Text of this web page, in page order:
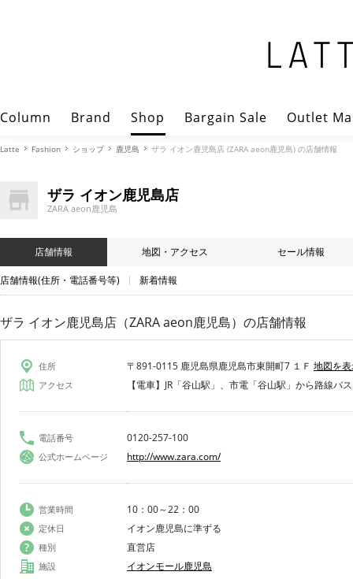
Column Brand Shop Bargain Sale Outlet
Latte Fashion ショップ 鹿児島 ザラ イオン鹿児島店 (ZARA aeon鹿児島) の店舗情報
ザラ イオン鹿児島店
ZARA aeon鹿児島
店舗情報 地図・アクセス セール情報
店舗情報(住所・電話番号等) 新着情報
ザラ イオン鹿児島店（ZARA aeon鹿児島） の店舗情報
住所 〒891-0115 鹿児島県鹿児島市東開町7 １Ｆ 地図を
アクセス 【電車】JR「谷山駅」、市電「谷山駅」から路線バス
電話番号 0120-257-100
公式ホームページ http://www.zara.com/
営業時間 10：00～22：00
定休日 イオン鹿児島に準ずる
種別 直営店
施設 イオンモール鹿児島